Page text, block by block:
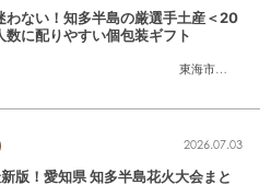
東海市大府市
わない！知多半島の厳選手土産＜20
数に配りやすい個包装ギフト
2026.07.03
版！愛知県 知多半島花火大会まと